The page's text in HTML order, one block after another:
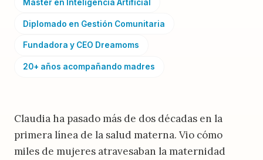
Máster en Inteligencia Artificial
Diplomado en Gestión Comunitaria
Fundadora y CEO Dreamoms
20+ años acompañando madres
Claudia ha pasado más de dos décadas en la
primera línea de la salud materna. Vio cómo
miles de mujeres atravesaban la maternidad